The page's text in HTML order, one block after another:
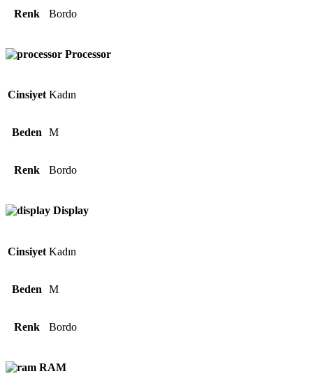
Renk Bordo
Processor
Cinsiyet Kadın
Beden M
Renk Bordo
Display
Cinsiyet Kadın
Beden M
Renk Bordo
RAM